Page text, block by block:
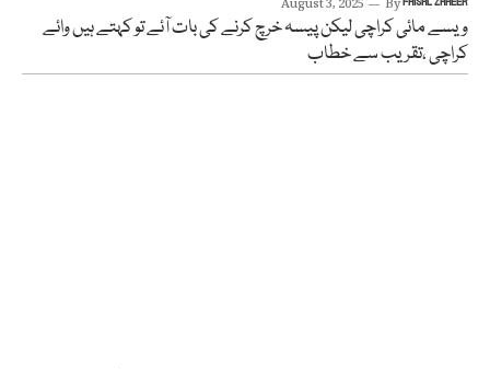
August 3, 2025 By
ویسے مائی کراچی لیکن پیسہ خرچ کرنے کی بات آئے تو کہتے ہیں وائے
کراچی ،تقریب سے خطاب